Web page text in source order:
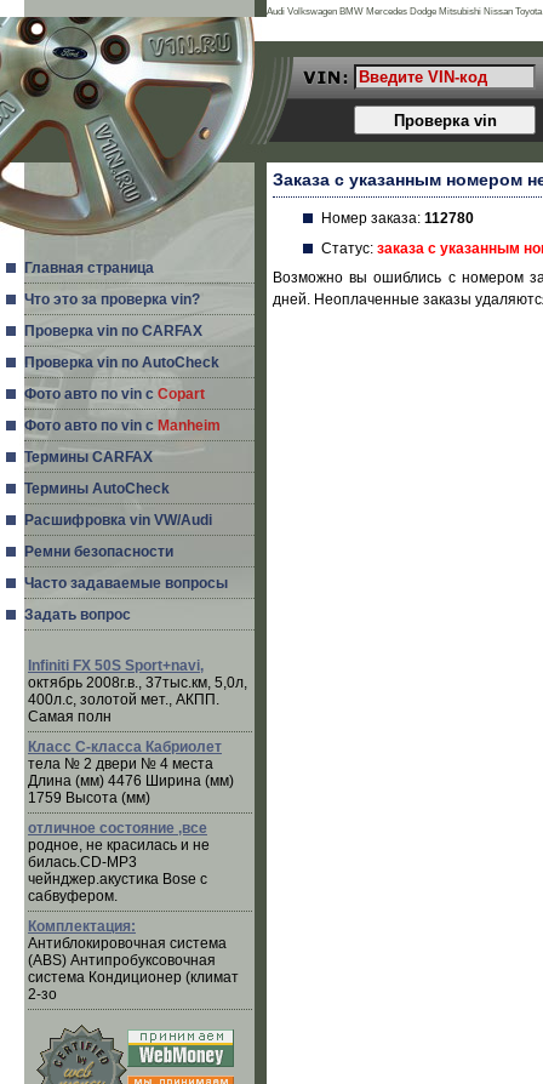
Главная страница
Что это за проверка vin?
Проверка vin по CARFAX
Проверка vin по AutoCheck
Фото авто по vin с Copart
Фото авто по vin с Manheim
Термины CARFAX
Термины AutoCheck
Расшифровка vin VW/Audi
Ремни безопасности
Часто задаваемые вопросы
Задать вопрос
Infiniti FX 50S Sport+navi,
октябрь 2008г.в., 37тыс.км, 5,0л,
400л.с, золотой мет., АКПП.
Самая полн
Класс C-класса Кабриолет
тела № 2 двери № 4 места
Длина (мм) 4476 Ширина (мм)
1759 Высота (мм)
отличное состояние ,все
родное, не красилась и не
билась.CD-MP3
чейнджер.акустика Bose с
сабвуфером.
Комплектация:
Антиблокировочная система
(ABS) Антипробуксовочная
система Кондиционер (климат
2-зо
Заказа с указанным номером
Номер заказа: 112780
Статус: заказа с указанным
Возможно вы ошиблись с номером
дней. Неоплаченные заказы
Audi Volkswagen BMW Mercedes Dodge Mitsubishi Nissan